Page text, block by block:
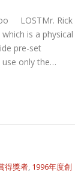
LOSTMr. Rick
is a physical
pre-set
use only the…
得獎者, 1996年度創